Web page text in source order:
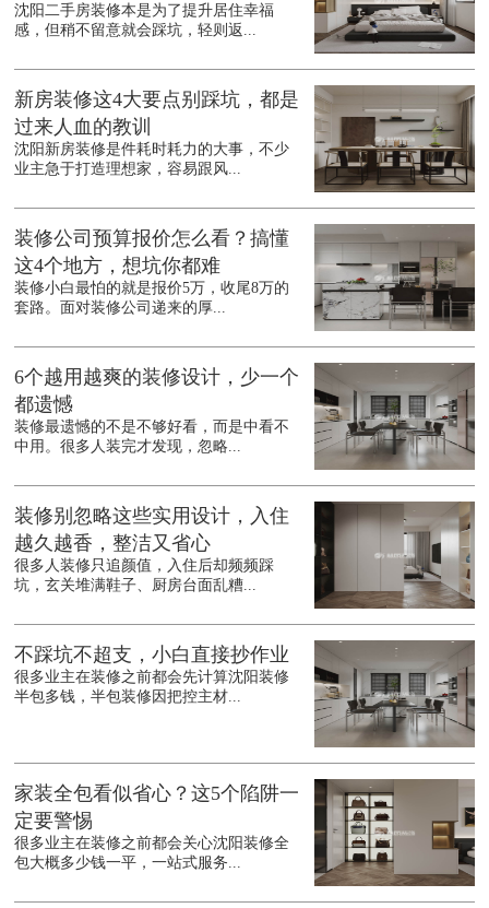
沈阳二手房装修本是为了提升居住幸福
感，但稍不留意就会踩坑，轻则返...
新房装修这4大要点别踩坑，都是
过来人血的教训
沈阳新房装修是件耗时耗力的大事，不少
业主急于打造理想家，容易跟风...
装修公司预算报价怎么看？搞懂
这4个地方，想坑你都难
装修小白最怕的就是报价5万，收尾8万的
套路。面对装修公司递来的厚...
6个越用越爽的装修设计，少一个
都遗憾
装修最遗憾的不是不够好看，而是中看不
中用。很多人装完才发现，忽略...
装修别忽略这些实用设计，入住
越久越香，整洁又省心
很多人装修只追颜值，入住后却频频踩
坑，玄关堆满鞋子、厨房台面乱糟...
不踩坑不超支，小白直接抄作业
很多业主在装修之前都会先计算沈阳装修
半包多钱，半包装修因把控主材...
家装全包看似省心？这5个陷阱一
定要警惕
很多业主在装修之前都会关心沈阳装修全
包大概多少钱一平，一站式服务...